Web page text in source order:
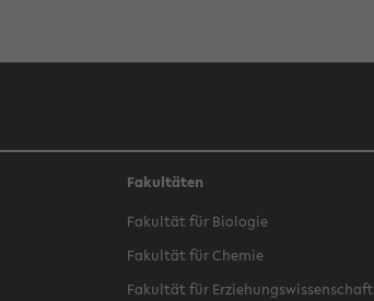
Fakultäten
Fakultät für Biologie
Fakultät für Chemie
Fakultät für Erziehungswissenschaft